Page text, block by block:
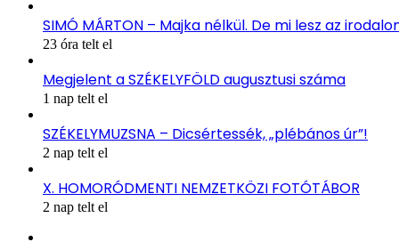
SIMÓ MÁRTON – Majka nélkül. De mi lesz az
23 óra telt el
Megjelent a SZÉKELYFÖLD augusztusi száma
1 nap telt el
SZÉKELYMUZSNA – Dicsértessék, „plébános úr”!
2 nap telt el
X. HOMORÓDMENTI NEMZETKÖZI FOTÓTÁBOR
2 nap telt el